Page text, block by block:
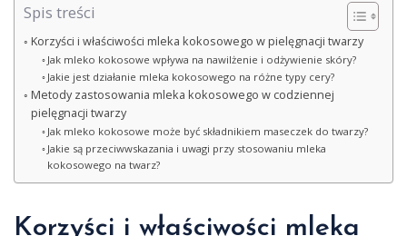
Spis treści
Korzyści i właściwości mleka kokosowego w pielęgnacji twarzy
Jak mleko kokosowe wpływa na nawilżenie i odżywienie skóry?
Jakie jest działanie mleka kokosowego na różne typy cery?
Metody zastosowania mleka kokosowego w codziennej
pielęgnacji twarzy
Jak mleko kokosowe może być składnikiem maseczek do twarzy?
Jakie są przeciwwskazania i uwagi przy stosowaniu mleka
kokosowego na twarz?
Korzyści i właściwości mleka